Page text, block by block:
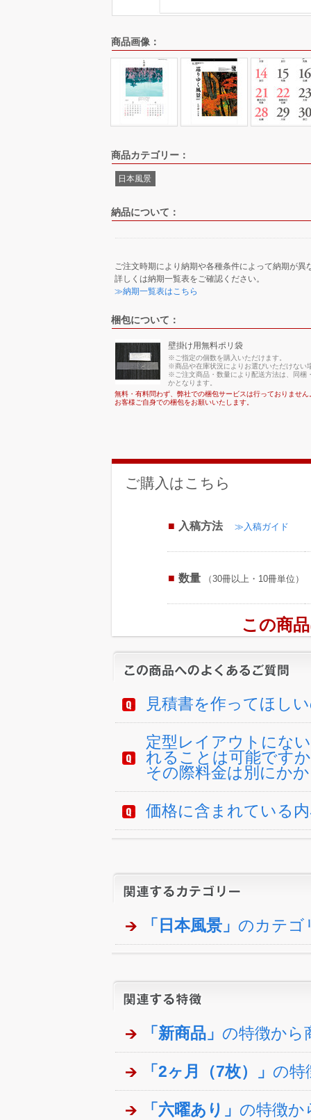
商品画像：
商品カテゴリー：
日本風景
納品について：
ご注文時期により納期や各種条件によって納期が異
詳しくは納期一覧表をご確認ください。
≫納期一覧表はこちら
梱包について：
壁掛け用無料ポリ袋
※ご指定の個数を購入いただけます。
※商品や在庫状況によりお選びいただけない
※ご注文商品・数量により配送方法は、同梱
かとなります。
無料・有料問わず、弊社での梱包サービスは行っておりません
お客様ご自身での梱包をお願いいたします。
ご購入はこちら
入稿方法 ≫入稿ガイド
数量 （30冊以上・10冊単位）
この商
見積書を作ってほし
定型レイアウトにな
れることは可能です
その際料金は別にか
価格に含まれている
「日本風景」 のカテゴ
「新商品」 の特徴から
「2ヶ月（7枚）」 の特
「六曜あり」 の特徴か